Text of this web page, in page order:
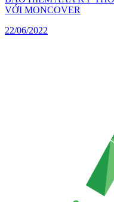
VỚI MONCOVER
22/06/2022